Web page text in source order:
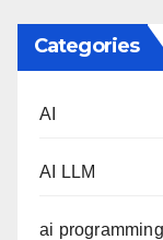
Categories
AI
AI LLM
ai programming